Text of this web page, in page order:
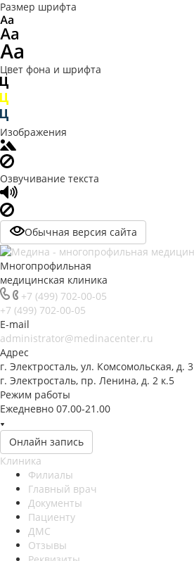
Размер шрифта
Цвет фона и шрифта
Изображения
Озвучивание текста
Обычная версия сайта
Многопрофильная
медицинская клиника
+7 (499) 702-00-05
+7 (499) 702-00-05
E-mail
administrator@medinacenter.ru
Адрес
г. Электросталь, ул. Комсомольская, д. 3
г. Электросталь, пр. Ленина, д. 2 к.5
Режим работы
Ежедневно 07.00-21.00
Онлайн запись
Клиника
Филиалы
Главный врач
Документы
Пациенту
ДМС
Отзывы